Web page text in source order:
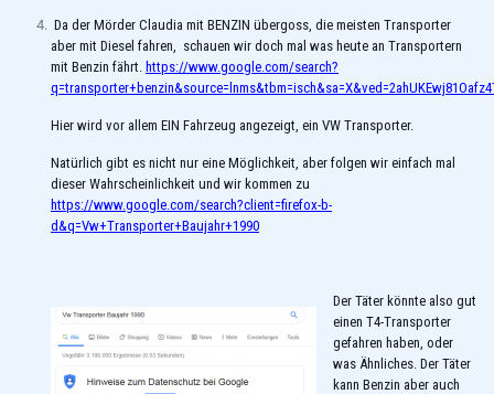
Da der Mörder Claudia mit BENZIN übergoss, die meisten Transporter
aber mit Diesel fahren, schauen wir doch mal was heute an Transportern
mit Benzin fährt. https://www.google.com/search?
Hier wird vor allem EIN Fahrzeug angezeigt, ein VW Transporter.
Natürlich gibt es nicht nur eine Möglichkeit, aber folgen wir einfach mal
dieser Wahrscheinlichkeit und wir kommen zu
https://www.google.com/search?client=firefox-b-
d&q=Vw+Transporter+Baujahr+1990
Der Täter könnte also gut
einen T4-Transporter
gefahren haben, oder
was Ähnliches. Der Täter
kann Benzin aber auch